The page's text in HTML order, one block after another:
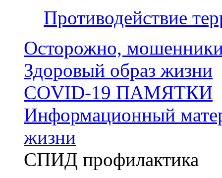
Противодействие
Осторожно,
Здоровый образ жизни
COVID-19 ПАМЯТКИ
Информационный
жизни
СПИД профилактика